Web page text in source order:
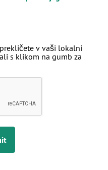
v vaši lokalni
s klikom na gumb za